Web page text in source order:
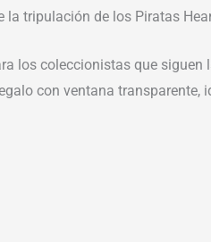
la tripulación de los Piratas
los coleccionistas que
con ventana